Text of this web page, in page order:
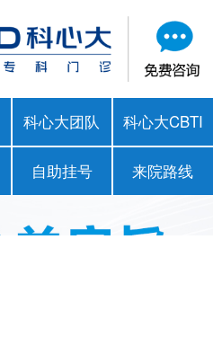
科心大团队 科心大CBTI
自助挂号 来院路线